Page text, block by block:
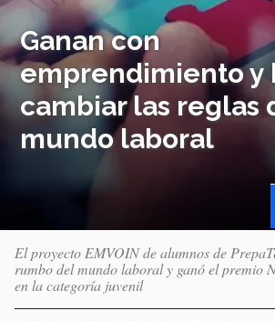
Ganan con
emprendimiento y
cambiar las reglas
mundo laboral
El proyecto EMVOIN de alumnos de
rumbo del mundo laboral y ganó el premio
en la categoría juvenil